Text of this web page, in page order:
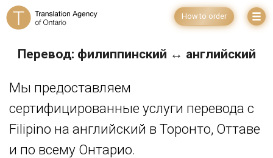
How to order
Перевод: филиппинский ↔ английский
Мы предоставляем
сертифицированные услуги перевода с
Filipino на английский в Торонто, Оттаве
и по всему Онтарио.